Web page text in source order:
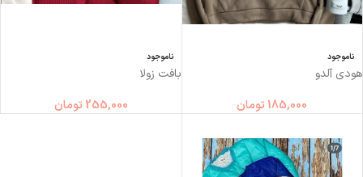
ناموجود
هودی آلدو
185,000 تومان
ناموجود
بافت زولا
255,000 تومان